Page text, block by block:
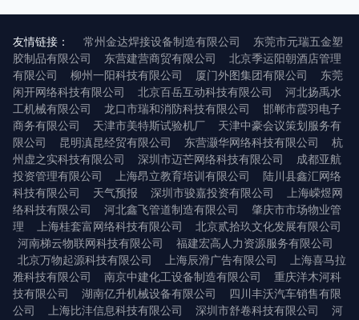
友情链接： 常州金达焊接设备制造有限公司
东莞市元瑞五金塑
胶制品有限公司
东营建营商贸有限公司
北京季运阳朝酒店管理
有限公司
柳州一阳科技有限公司 厦门外图集团有限公司
东莞
闲开网络科技有限公司
北京百岳互动科技有限公司
河北扬禹水
工机械有限公司
龙口市瑞和消防科技有限公司
邯郸市霞羽电子
商务有限公司
天津市美特斯试验机厂
天津中豪会议策划服务有
限公司
昆明滇昆经贸有限公司 东营灏华网络科技有限公司
杭
州虚之实科技有限公司
深圳市迈芒网络科技有限公司
成都亚航
投资管理有限公司
上海昂立教育培训有限公司
陆川县鑫汇网络
科技有限公司
天气预报 深圳市骏嘉投资有限公司
上海嵘煜网
络科技有限公司
河北鑫飞管道制造有限公司
肇庆市市场物业管
理
上海桂套富网络科技有限公司
北京贰拾玖文化发展有限公司
河南梯云物联网科技有限公司
福建宏高人力资源服务有限公司
北京万物起源科技有限公司
上海辰滑广告有限公司
上海喜马拉
雅科技有限公司
南京中建化工设备制造有限公司
重庆洋木河科
技有限公司
湖南亿升机械设备有限公司
四川丰沃汽车销售有限
公司
上海比沣信息科技有限公司 深圳市舒卷科技有限公司
河